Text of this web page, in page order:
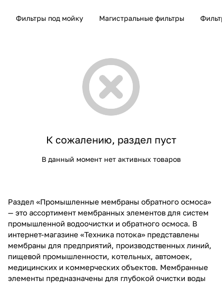
Фильтры под мойку Магистральные фильтры
К сожалению, раздел пуст
В данный момент нет активных товаров
Раздел «Промышленные мембраны обратного осмоса»
— это ассортимент мембранных элементов для систем
промышленной водоочистки и обратного осмоса. В
интернет-магазине «Техника потока» представлены
мембраны для предприятий, производственных линий,
пищевой промышленности, котельных, автомоек,
медицинских и коммерческих объектов. Мембранные
элементы предназначены для глубокой очистки воды